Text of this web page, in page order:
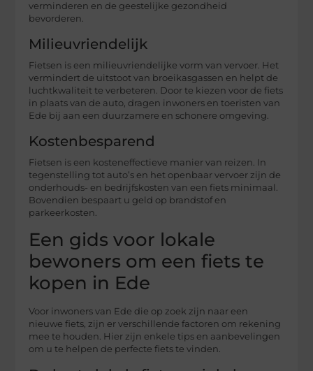
verminderen en de geestelijke gezondheid
bevorderen.
Milieuvriendelijk
Fietsen is een milieuvriendelijke vorm van vervoer. Het
vermindert de uitstoot van broeikasgassen en helpt de
luchtkwaliteit te verbeteren. Door te kiezen voor de fiets
in plaats van de auto, dragen inwoners en toeristen van
Ede bij aan een duurzamere en schonere omgeving.
Kostenbesparend
Fietsen is een kosteneffectieve manier van reizen. In
tegenstelling tot auto’s en het openbaar vervoer zijn de
onderhouds- en bedrijfskosten van een fiets minimaal.
Bovendien bespaart u geld op brandstof en
parkeerkosten.
Een gids voor lokale
bewoners om een fiets te
kopen in Ede
Voor inwoners van Ede die op zoek zijn naar een
nieuwe fiets, zijn er verschillende factoren om rekening
mee te houden. Hier zijn enkele tips en aanbevelingen
om u te helpen de perfecte fiets te vinden.